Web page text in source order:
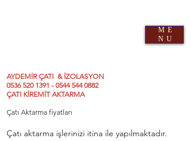
ME
NU
AYDEMİR ÇATI & İZOLASYON
0536 520 1391 - 0544 544 0882
ÇATI KİREMİT AKTARMA
Çatı Aktarma fiyatları
Çatı aktarma işlerinizi itina ile yapılmaktadır.